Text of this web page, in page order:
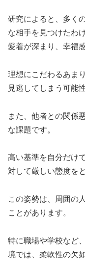
研究によると、多く
な相手を見つけたわ
愛着が深まり、幸福
理想にこだわるあま
見逃してしまう可能
また、他者との関係
な課題です。
高い基準を自分だけ
対して厳しい態度を
この姿勢は、周囲の
ことがあります。
特に職場や学校など
境では、柔軟性の欠